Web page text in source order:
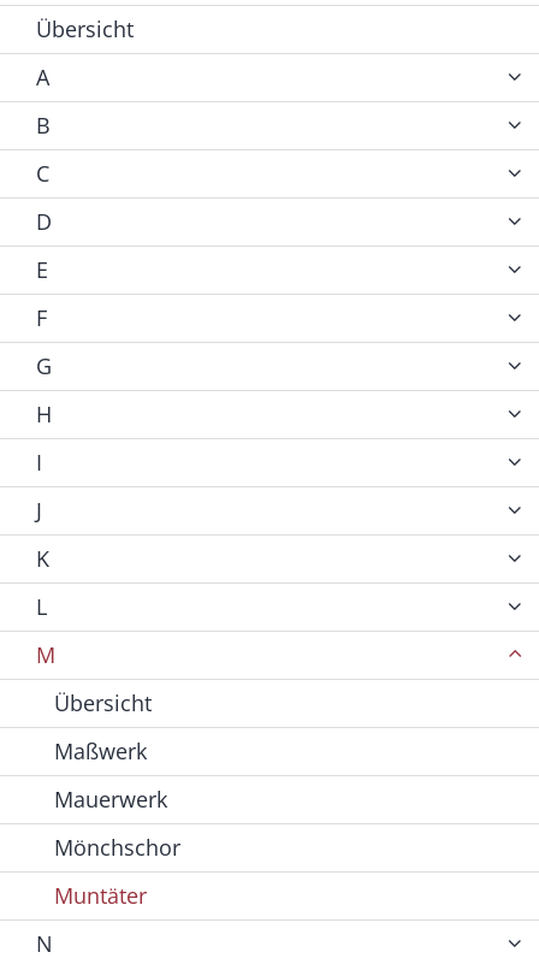
Übersicht
A
B
C
D
E
F
G
H
I
J
K
L
M
Übersicht
Maßwerk
Mauerwerk
Mönchschor
Muntäter
N